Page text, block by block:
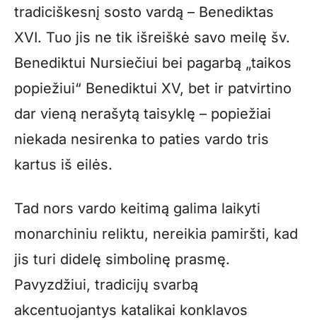
tradiciškesnį sosto vardą – Benediktas
XVI. Tuo jis ne tik išreiškė savo meilę šv.
Benediktui Nursiečiui bei pagarbą „taikos
popiežiui“ Benediktui XV, bet ir patvirtino
dar vieną nerašytą taisyklę – popiežiai
niekada nesirenka to paties vardo tris
kartus iš eilės.
Tad nors vardo keitimą galima laikyti
monarchiniu reliktu, nereikia pamiršti, kad
jis turi didelę simbolinę prasmę.
Pavyzdžiui, tradicijų svarbą
akcentuojantys katalikai konklavos